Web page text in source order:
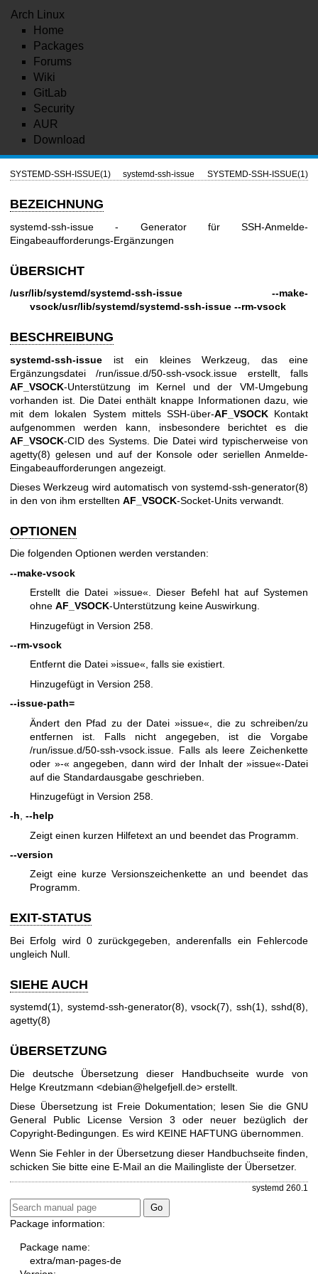
Arch Linux
Home
Packages
Forums
Wiki
GitLab
Security
AUR
Download
SYSTEMD-SSH-ISSUE(1) systemd-ssh-issue SYSTEMD-SSH-ISSUE(1)
BEZEICHNUNG
systemd-ssh-issue - Generator für SSH-Anmelde-
Eingabeaufforderungs-Ergänzungen
ÜBERSICHT
/usr/lib/systemd/systemd-ssh-issue --make-
vsock/usr/lib/systemd/systemd-ssh-issue --rm-vsock
BESCHREIBUNG
systemd-ssh-issue ist ein kleines Werkzeug, das eine
Ergänzungsdatei /run/issue.d/50-ssh-vsock.issue erstellt, falls
AF_VSOCK-Unterstützung im Kernel und der VM-Umgebung
vorhanden ist. Die Datei enthält knappe Informationen dazu, wie
mit dem lokalen System mittels SSH-über-AF_VSOCKKontakt
aufgenommen werden kann, insbesondere berichtet es die
AF_VSOCK-CID des Systems. Die Datei wird typischerweise von
agetty(8) gelesen und auf der Konsole oder seriellen Anmelde-
Eingabeaufforderungen angezeigt.
Dieses Werkzeug wird automatisch von systemd-ssh-generator(8)
in den von ihm erstellten AF_VSOCK-Socket-Units verwandt.
OPTIONEN
Die folgenden Optionen werden verstanden:
--make-vsock
Erstellt die Datei »issue«. Dieser Befehl hat auf Systemen
ohne AF_VSOCK-Unterstützung keine Auswirkung.
Hinzugefügt in Version 258.
--rm-vsock
Entfernt die Datei »issue«, falls sie existiert.
Hinzugefügt in Version 258.
--issue-path=
Ändert den Pfad zu der Datei »issue«, die zu schreiben/zu
entfernen ist. Falls nicht angegeben, ist die Vorgabe
/run/issue.d/50-ssh-vsock.issue. Falls als leere Zeichenkette
oder »-« angegeben, dann wird der Inhalt der »issue«-Datei
auf die Standardausgabe geschrieben.
Hinzugefügt in Version 258.
-h, --help
Zeigt einen kurzen Hilfetext an und beendet das Programm.
--version
Zeigt eine kurze Versionszeichenkette an und beendet das
Programm.
EXIT-STATUS
Bei Erfolg wird 0 zurückgegeben, anderenfalls ein Fehlercode
ungleich Null.
SIEHE AUCH
systemd(1), systemd-ssh-generator(8), vsock(7), ssh(1), sshd(8),
agetty(8)
ÜBERSETZUNG
Die deutsche Übersetzung dieser Handbuchseite wurde von
Helge Kreutzmann <debian@helgefjell.de> erstellt.
Diese Übersetzung ist Freie Dokumentation; lesen Sie die GNU
General Public License Version 3 oder neuer bezüglich der
Copyright-Bedingungen. Es wird KEINE HAFTUNG übernommen.
Wenn Sie Fehler in der Übersetzung dieser Handbuchseite finden,
schicken Sie bitte eine E-Mail an die Mailingliste der Übersetzer.
systemd 260.1
Package information:
Package name:
extra/man-pages-de